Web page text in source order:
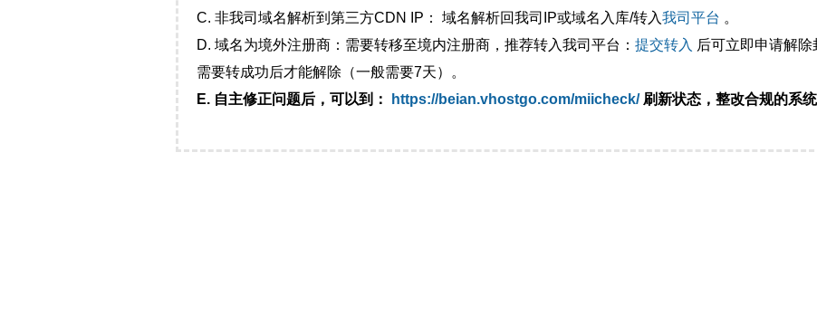
C. 非我司域名解析到第三方CDN IP： 域名解析回我司IP或域名入库/转入我司平台 。
D. 域名为境外注册商：需要转移至境内注册商，推荐转入我司平台： 提交转入 后可立即申请解
需要转成功后才能解除（一般需要7天）。
E. 自主修正问题后，可以到：
https://beian.vhostgo.com/miicheck/刷新状态，整改合规的系统